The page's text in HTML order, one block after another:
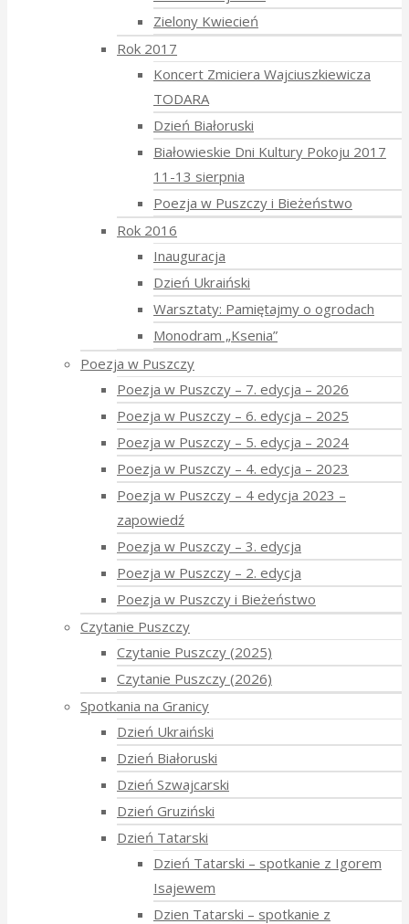
Zielony Kwiecień
Rok 2017
Koncert Zmiciera Wajciuszkiewicza
TODARA
Dzień Białoruski
Białowieskie Dni Kultury Pokoju 2017
11-13 sierpnia
Poezja w Puszczy i Bieżeństwo
Rok 2016
Inauguracja
Dzień Ukraiński
Warsztaty: Pamiętajmy o ogrodach
Monodram „Ksenia”
Poezja w Puszczy
Poezja w Puszczy – 7. edycja – 2026
Poezja w Puszczy – 6. edycja – 2025
Poezja w Puszczy – 5. edycja – 2024
Poezja w Puszczy – 4. edycja – 2023
Poezja w Puszczy – 4 edycja 2023 –
zapowiedź
Poezja w Puszczy – 3. edycja
Poezja w Puszczy – 2. edycja
Poezja w Puszczy i Bieżeństwo
Czytanie Puszczy
Czytanie Puszczy (2025)
Czytanie Puszczy (2026)
Spotkania na Granicy
Dzień Ukraiński
Dzień Białoruski
Dzień Szwajcarski
Dzień Gruziński
Dzień Tatarski
Dzień Tatarski – spotkanie z Igorem
Isajewem
Dzien Tatarski – spotkanie z